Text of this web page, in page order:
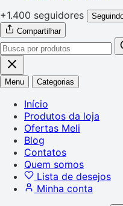
+1.400 seguidores
Compartilhar
Menu Categorias
Início
Produtos da loja
Ofertas Meli
Blog
Contatos
Quem somos
Lista de desejos
Minha conta